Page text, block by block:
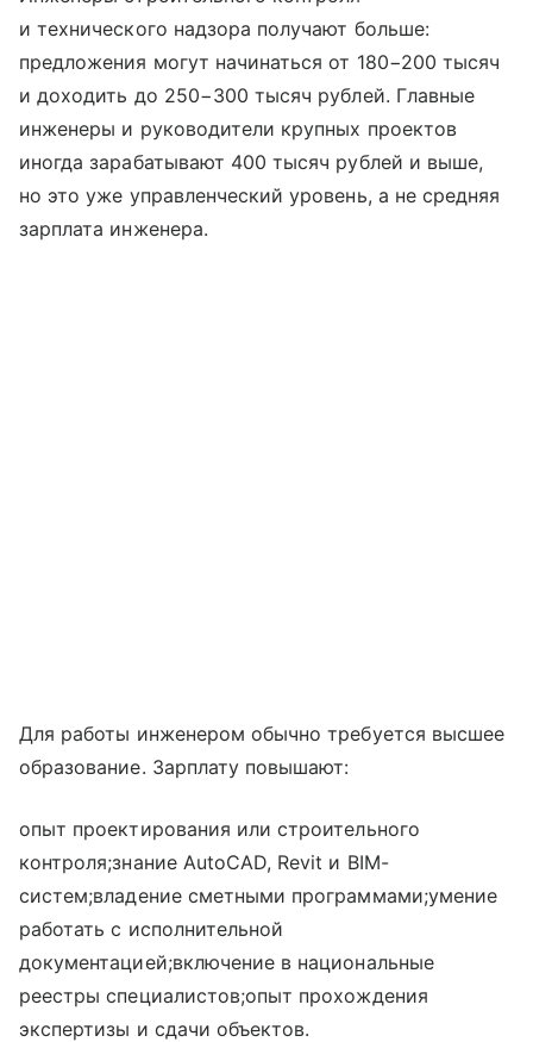
и технического надзора получают больше:
предложения могут начинаться от 180−200 тысяч
и доходить до 250−300 тысяч рублей. Главные
инженеры и руководители крупных проектов
иногда зарабатывают 400 тысяч рублей и выше,
но это уже управленческий уровень, а не средняя
зарплата инженера.
Для работы инженером обычно требуется высшее
образование. Зарплату повышают:
опыт проектирования или строительного
контроля;знание AutoCAD, Revit и BIM-
систем;владение сметными программами;умение
работать с исполнительной
документацией;включение в национальные
реестры специалистов;опыт прохождения
экспертизы и сдачи объектов.